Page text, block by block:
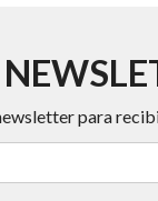
para